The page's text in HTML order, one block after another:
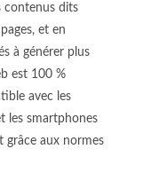
contenus dits
et en
à générer plus
est 100 %
avec les
les smartphones
grâce aux normes